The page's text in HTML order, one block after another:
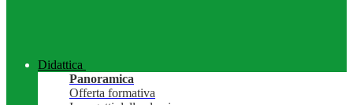
Didattica
Panoramica
Offerta formativa